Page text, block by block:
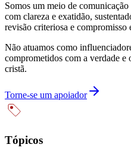
Somos um meio de
com clareza e exatidão,
revisão criteriosa e compromisso
Não atuamos como
comprometidos com a verdade
cristã.
Torne-se um apoiador
Tópicos